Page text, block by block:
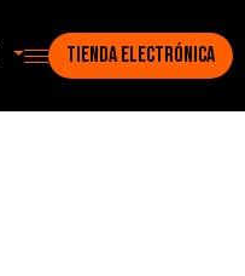
TIENDA ELECTRÓNICA